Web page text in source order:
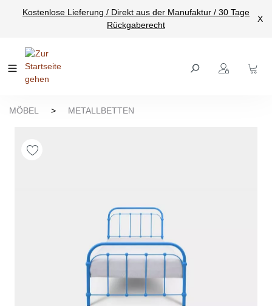
springen
Kostenlose Lieferung / Direkt aus der Manufaktur / 30 Tage
Rückgaberecht
X
MÖBEL > METALLBETTEN